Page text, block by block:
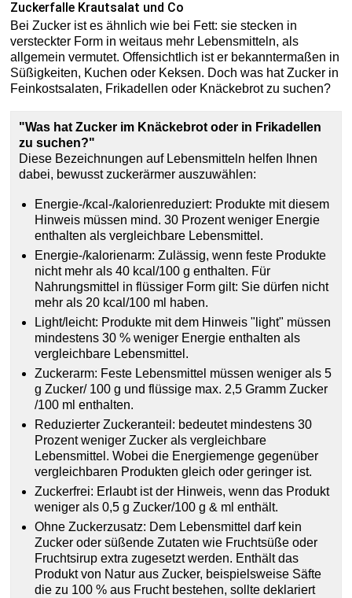
Zuckerfalle Krautsalat und Co
Bei Zucker ist es ähnlich wie bei Fett: sie stecken in
versteckter Form in weitaus mehr Lebensmitteln, als
allgemein vermutet. Offensichtlich ist er bekanntermaßen in
Süßigkeiten, Kuchen oder Keksen. Doch was hat Zucker in
Feinkostsalaten, Frikadellen oder Knäckebrot zu suchen?
"Was hat Zucker im Knäckebrot oder in Frikadellen
zu suchen?"
Diese Bezeichnungen auf Lebensmitteln helfen Ihnen
dabei, bewusst zuckerärmer auszuwählen:
Energie-/kcal-/kalorienreduziert: Produkte mit diesem
Hinweis müssen mind. 30 Prozent weniger Energie
enthalten als vergleichbare Lebensmittel.
Energie-/kalorienarm: Zulässig, wenn feste Produkte
nicht mehr als 40 kcal/100 g enthalten. Für
Nahrungsmittel in flüssiger Form gilt: Sie dürfen nicht
mehr als 20 kcal/100 ml haben.
Light/leicht: Produkte mit dem Hinweis "light" müssen
mindestens 30 % weniger Energie enthalten als
vergleichbare Lebensmittel.
Zuckerarm: Feste Lebensmittel müssen weniger als 5
g Zucker/ 100 g und flüssige max. 2,5 Gramm Zucker
/100 ml enthalten.
Reduzierter Zuckeranteil: bedeutet mindestens 30
Prozent weniger Zucker als vergleichbare
Lebensmittel. Wobei die Energiemenge gegenüber
vergleichbaren Produkten gleich oder geringer ist.
Zuckerfrei: Erlaubt ist der Hinweis, wenn das Produkt
weniger als 0,5 g Zucker/100 g & ml enthält.
Ohne Zuckerzusatz: Dem Lebensmittel darf kein
Zucker oder süßende Zutaten wie Fruchtsüße oder
Fruchtsirup extra zugesetzt werden. Enthält das
Produkt von Natur aus Zucker, beispielsweise Säfte
die zu 100 % aus Frucht bestehen, sollte deklariert